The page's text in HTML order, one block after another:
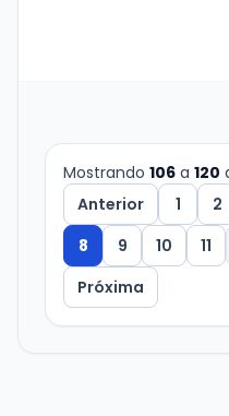
Mostrando 106 a 120
Anterior
1 2
8
9 10 11
Próxima